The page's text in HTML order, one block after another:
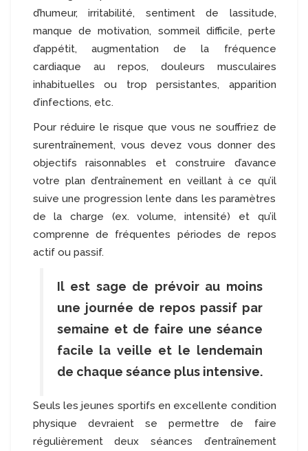
d’humeur, irritabilité, sentiment de lassitude,
manque de motivation, sommeil difficile, perte
d’appétit, augmentation de la fréquence
cardiaque au repos, douleurs musculaires
inhabituelles ou trop persistantes, apparition
d’infections, etc.
Pour réduire le risque que vous ne souffriez de
surentraînement, vous devez vous donner des
objectifs raisonnables et construire d’avance
votre plan d’entraînement en veillant à ce qu’il
suive une progression lente dans les paramètres
de la charge (ex. volume, intensité) et qu’il
comprenne de fréquentes périodes de repos
actif ou passif.
Il est sage de prévoir au moins
une journée de repos passif par
semaine et de faire une séance
facile la veille et le lendemain
de chaque séance plus intensive.
Seuls les jeunes sportifs en excellente condition
physique devraient se permettre de faire
régulièrement deux séances d’entraînement